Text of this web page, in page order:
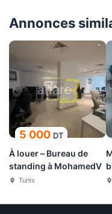
Annonces
5 000 DT
À louer – Bureau de
standing à MohamedV
Tunis